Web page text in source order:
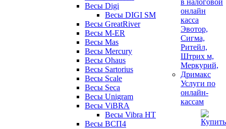
Весы Digi
Весы DIGI SM
Весы GreatRiver
Весы M-ER
Весы Mas
Весы Mercury
Весы Ohaus
Весы Sartorius
Весы Scale
Весы Seca
Весы Unigram
Весы ViBRA
Весы Vibra HT
Весы ВСП4
Услуги по
онлайн-
кассам